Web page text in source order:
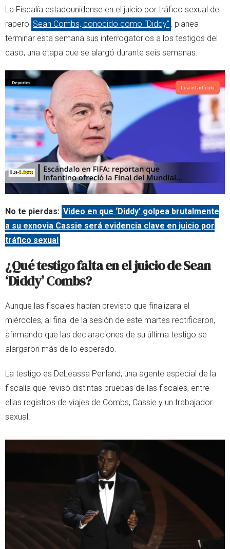
t
t
r
t
s
a
p
p
La Fiscalía estadounidense en el juicio por tráfico sexual del
rapero Sean Combs, conocido como “Diddy” , planea
terminar esta semana sus interrogatorios a los testigos del
caso, una etapa que se alargó durante seis semanas.
Lea el artículo
No te pierdas: Video en que ‘Diddy’ golpea brutalmente
a su exnovia Cassie será evidencia clave en juicio por
tráfico sexual
¿Qué testigo falta en el juicio de Sean
‘Diddy’ Combs?
Aunque las fiscales habían previsto que finalizara el
miércoles, al final de la sesión de este martes rectificaron,
afirmando que las declaraciones de su última testigo se
alargaron más de lo esperado.
La testigo es DeLeassa Penland, una agente especial de la
fiscalía que revisó distintas pruebas de las fiscales, entre
ellas registros de viajes de Combs, Cassie y un trabajador
sexual.